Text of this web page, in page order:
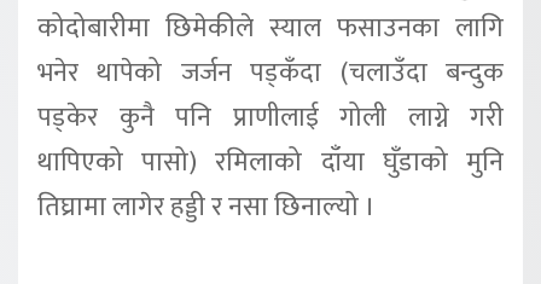
कोदोबारीमा छिमेकीले स्याल फसाउनका लागि
भनेर थापेको जर्जन पड्कँदा (चलाउँदा बन्दुक
पड्केर कुनै पनि प्राणीलाई गोली लाग्ने गरी
थापिएको पासो) रमिलाको दाँया घुँडाको मुनि
तिघ्रामा लागेर हड्डी र नसा छिनाल्यो ।